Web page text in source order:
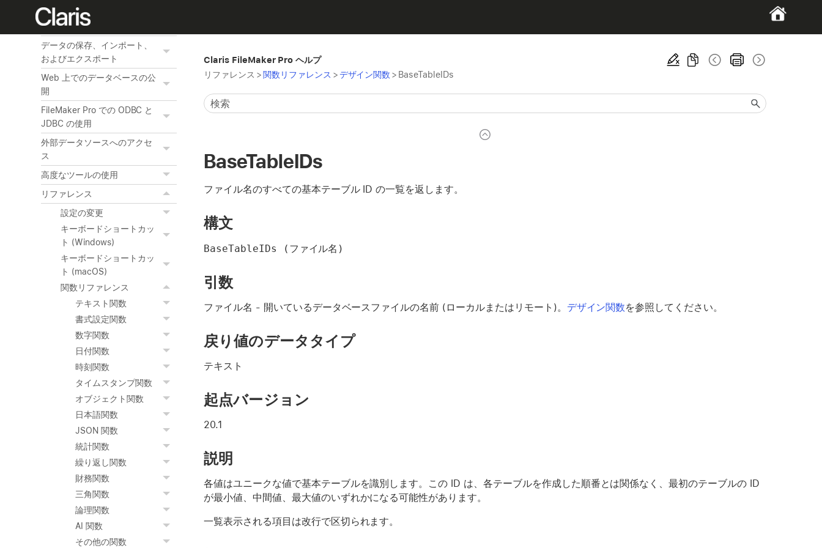
ネットワーク上でのファイル
の共有
データの保存、インポート、
およびエクスポート
Web 上でのデータベースの公
開
FileMaker Pro での ODBC と
JDBC の使用
外部データソースへのアクセ
ス
高度なツールの使用
リファレンス
設定の変更
キーボードショートカッ
ト (Windows)
キーボードショートカッ
ト (macOS)
関数リファレンス
テキスト関数
書式設定関数
数字関数
日付関数
時刻関数
タイムスタンプ関数
オブジェクト関数
日本語関数
JSON 関数
統計関数
繰り返し関数
財務関数
三角関数
論理関数
AI 関数
その他の関数
Claris FileMaker Pro ヘルプ
リファレンス >関数リファレンス >デザイン関数 > BaseTableIDs
BaseTableIDs
ファイル名のすべての基本テーブル ID の一覧を返します。
構文
BaseTableIDs (ファイル名)
引数
ファイル名 - 開いているデータベースファイルの名前 (ローカルまたはリモート)。 デザイン関数を参照してください。
戻り値のデータタイプ
テキスト
起点バージョン
20.1
説明
各値はユニークな値で基本テーブルを識別します。この ID は、各テーブルを作成した順番とは関係なく、最初のテーブルの ID
が最小値、中間値、最大値のいずれかになる可能性があります。
一覧表示される項目は改行で区切られます。